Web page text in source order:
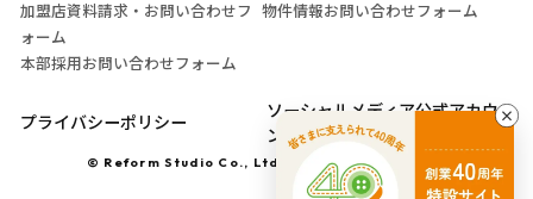
加盟店資料請求・お問い合わせフ
ォーム
物件情報お問い合わせフォーム
本部採用お問い合わせフォーム
プライバシーポリシー
ソーシャルメディア公式アカウ
ント運営ガイドライン
© Reform Studio Co., Ltd. All Rights Reserved.